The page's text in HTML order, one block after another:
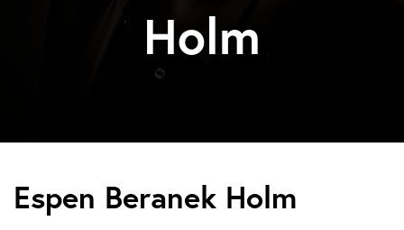
Holm
E
Espen Beranek Holm